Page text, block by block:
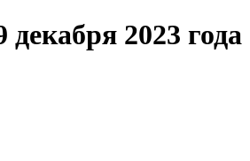
2023 года